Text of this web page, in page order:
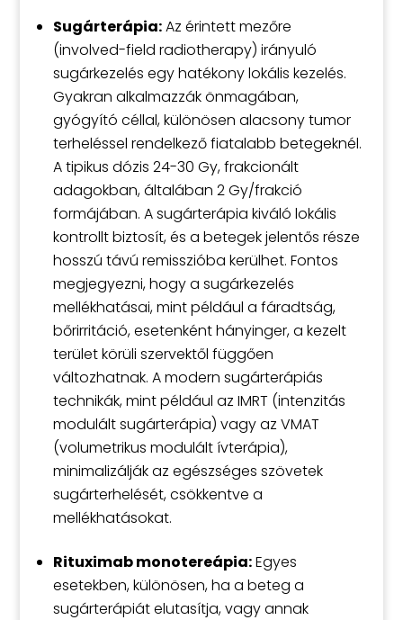
Sugárterápia:Az érintett mezőre
(involved-field radiotherapy) irányuló
sugárkezelés egy hatékony lokális kezelés.
Gyakran alkalmazzák önmagában,
gyógyító céllal, különösen alacsony tumor
terheléssel rendelkező fiatalabb betegeknél.
A tipikus dózis 24-30 Gy, frakcionált
adagokban, általában 2 Gy/frakció
formájában. A sugárterápia kiváló lokális
kontrollt biztosít, és a betegek jelentős része
hosszú távú remisszióba kerülhet. Fontos
megjegyezni, hogy a sugárkezelés
mellékhatásai, mint például a fáradtság,
bőrirritáció, esetenként hányinger, a kezelt
terület körüli szervektől függően
változhatnak. A modern sugárterápiás
technikák, mint például az IMRT (intenzitás
modulált sugárterápia) vagy az VMAT
(volumetrikus modulált ívterápia),
minimalizálják az egészséges szövetek
sugárterhelését, csökkentve a
mellékhatásokat.
Rituximab monotereápia:Egyes
esetekben, különösen, ha a beteg a
sugárterápiát elutasítja, vagy annak